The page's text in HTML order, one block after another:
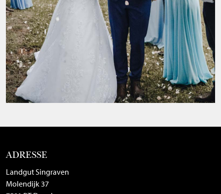
ADRESSE
Landgut Singraven
Molendijk 37